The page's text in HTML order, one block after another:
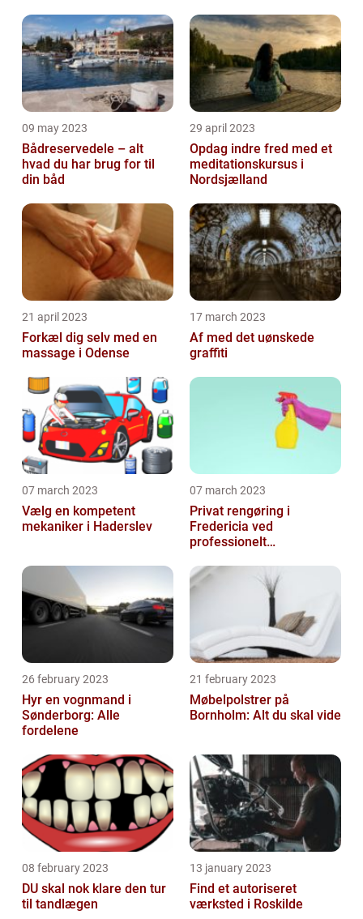
09 may 2023
Bådreservedele – alt
hvad du har brug for til
din båd
29 april 2023
Opdag indre fred med et
meditationskursus i
Nordsjælland
21 april 2023
Forkæl dig selv med en
massage i Odense
17 march 2023
Af med det uønskede
graffiti
07 march 2023
Vælg en kompetent
mekaniker i Haderslev
07 march 2023
Privat rengøring i
Fredericia ved
professionelt
26 february 2023
Hyr en vognmand i
Sønderborg: Alle
fordelene
21 february 2023
Møbelpolstrer på
Bornholm: Alt du skal vide
08 february 2023
DU skal nok klare den tur
til tandlægen
13 january 2023
Find et autoriseret
værksted i Roskilde